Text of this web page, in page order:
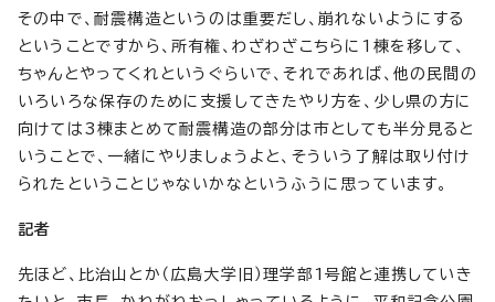
その中で、耐震構造というのは重要だし、崩れないようにする
ということですから、所有権、わざわざこちらに1棟を移して、
ちゃんとやってくれというぐらいで、それであれば、他の民間の
いろいろな保存のために支援してきたやり方を、少し県の方に
向けては3棟まとめて耐震構造の部分は市としても半分見ると
いうことで、一緒にやりましょうよと、そういう了解は取り付け
られたということじゃないかなというふうに思っています。
記者
先ほど、比治山とか（広島大学旧）理学部1号館と連携していき